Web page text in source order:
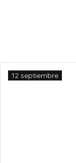
12 septiembre